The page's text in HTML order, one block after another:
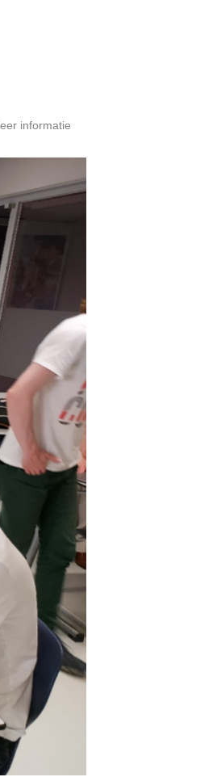
informatie